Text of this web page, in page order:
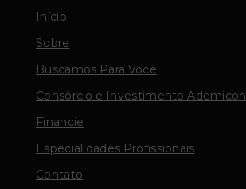
Início
Sobre
Buscamos Para Você
Consórcio e Investimento Ademicon
Financie
Especialidades Profissionais
Contato